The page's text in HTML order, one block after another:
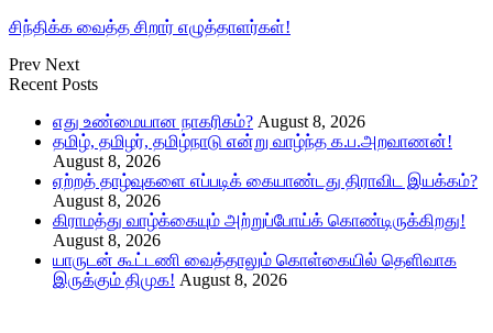
சிந்திக்க வைத்த சிறார் எழுத்தாளர்கள்!
Prev Next
Recent Posts
எது உண்மையான நாகரிகம்? August 8, 2026
தமிழ், தமிழர், தமிழ்நாடு என்று வாழ்ந்த க.ப.அறவாணன்!
August 8, 2026
ஏற்றத் தாழ்வுகளை எப்படிக் கையாண்டது திராவிட இயக்கம்?
August 8, 2026
கிராமத்து வாழ்க்கையும் அற்றுப்போய்க் கொண்டிருக்கிறது!
August 8, 2026
யாருடன் கூட்டணி வைத்தாலும் கொள்கையில் தெளிவாக
இருக்கும் திமுக! August 8, 2026